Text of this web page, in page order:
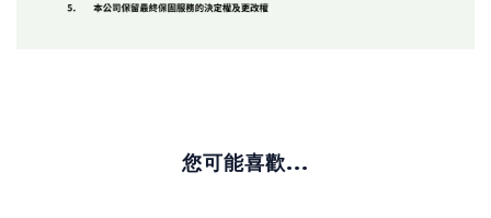
您可能喜歡...